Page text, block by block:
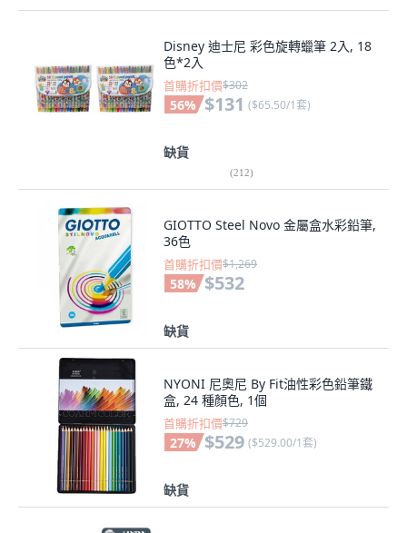
Disney 迪士尼 彩色旋轉蠟筆 2入, 18
色*2入
首購折扣價$302
56% $131 ($65.50/1套)
缺貨
(212)
GIOTTO Steel Novo 金屬盒水彩鉛筆,
36色
首購折扣價$1,269
58% $532
缺貨
NYONI 尼奧尼 By Fit油性彩色鉛筆鐵
盒, 24 種顏色, 1個
首購折扣價$729
27% $529 ($529.00/1套)
缺貨